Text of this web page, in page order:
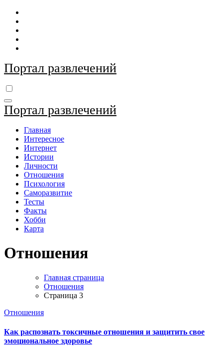
Перейти
содержимому
Портал развлечений
Портал развлечений
Главная
Интересное
Интернет
Истории
Личности
Отношения
Психология
Саморазвитие
Тесты
Факты
Хобби
Карта
Отношения
Главная страница
Отношения
Страница 3
Отношения
Как распознать токсичные отношения и защитить свое
эмоциональное здоровье